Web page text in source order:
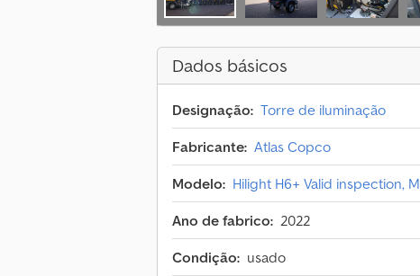
Dados básicos
Designação: Torre de iluminação
Fabricante: Atlas Copco
Modelo: Hilight H6+ Valid inspection,
Ano de fabrico: 2022
Condição: usado